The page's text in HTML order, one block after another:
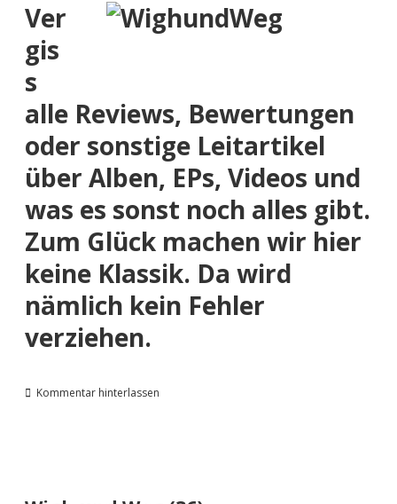
Ver
gis
s
alle Reviews, Bewertungen
oder sonstige Leitartikel
über Alben, EPs, Videos und
was es sonst noch alles gibt.
Zum Glück machen wir hier
keine Klassik. Da wird
nämlich kein Fehler
verziehen.
Kommentar hinterlassen